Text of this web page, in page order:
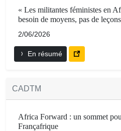
« Les militantes féministes en
besoin de moyens, pas de
2/06/2026
En résumé
CADTM
Africa Forward : un sommet
Françafrique